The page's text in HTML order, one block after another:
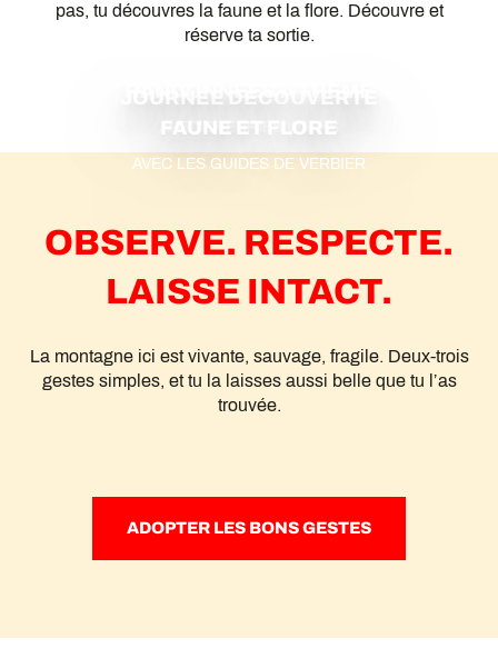
pas, tu découvres la faune et la flore. Découvre et
réserve ta sortie.
AVEC CHERRIES WALKS
JOURNÉE DÉCOUVERTE
FAUNE ET FLORE
AVEC LES GUIDES DE VERBIER
OBSERVE. RESPECTE.
LAISSE INTACT.
La montagne ici est vivante, sauvage, fragile. Deux-trois
gestes simples, et tu la laisses aussi belle que tu l’as
trouvée.
ADOPTER LES BONS GESTES